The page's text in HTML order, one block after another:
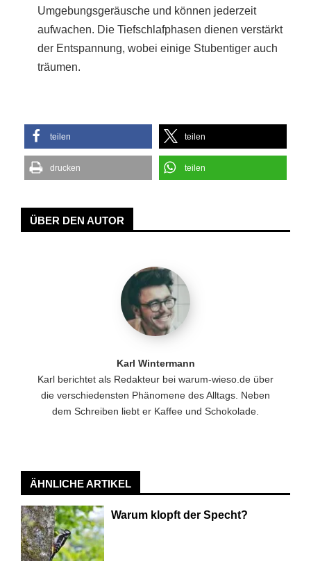
Umgebungsgeräusche und können jederzeit
aufwachen. Die Tiefschlafphasen dienen verstärkt
der Entspannung, wobei einige Stubentiger auch
träumen.
teilen teilen
drucken teilen
ÜBER DEN AUTOR
Karl Wintermann
Karl berichtet als Redakteur bei warum-wieso.de über
die verschiedensten Phänomene des Alltags. Neben
dem Schreiben liebt er Kaffee und Schokolade.
ÄHNLICHE ARTIKEL
Warum klopft der Specht?